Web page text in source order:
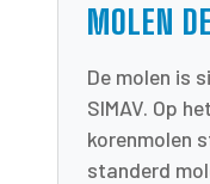
MOLEN
De molen is
SIMAV. Op
korenmolen
standerd